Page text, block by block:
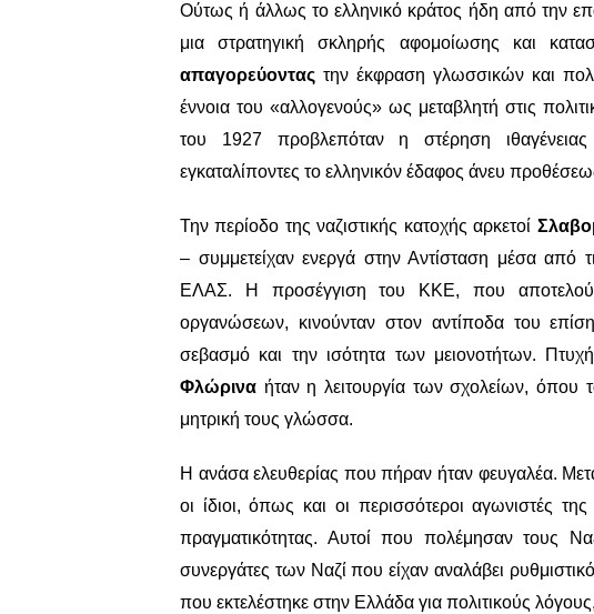
Ούτως ή άλλως το ελληνικό κράτος ήδη από την
μια στρατηγική σκληρής αφομοίωσης και
απαγορεύοντας την έκφραση γλωσσικών και
έννοια του «αλλογενούς» ως μεταβλητή στις
του 1927 προβλεπόταν η στέρηση
εγκαταλίποντες το ελληνικόν έδαφος άνευ
Την περίοδο της ναζιστικής κατοχής αρκετοί
– συμμετείχαν ενεργά στην Αντίσταση μέσα
ΕΛΑΣ. Η προσέγγιση του ΚΚΕ, που
οργανώσεων, κινούνταν στον αντίποδα του
σεβασμό και την ισότητα των μειονοτήτων.
Φλώρινα ήταν η λειτουργία των σχολείων, όπου
μητρική τους γλώσσα.
Η ανάσα ελευθερίας που πήραν ήταν φευγαλέα.
οι ίδιοι, όπως και οι περισσότεροι αγωνιστές
πραγματικότητας. Αυτοί που πολέμησαν τους
συνεργάτες των Ναζί που είχαν αναλάβει
που εκτελέστηκε στην Ελλάδα για πολιτικούς